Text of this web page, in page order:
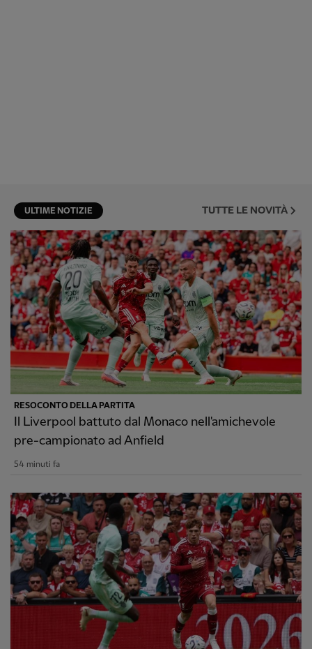
ULTIME NOTIZIE TUTTE LE NOVITÀ
RESOCONTO DELLA PARTITA
Il Liverpool battuto dal Monaco nell'amichevole
pre-campionato ad Anfield
54 minuti fa